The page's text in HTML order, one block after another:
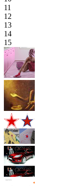
11
12
13
14
15